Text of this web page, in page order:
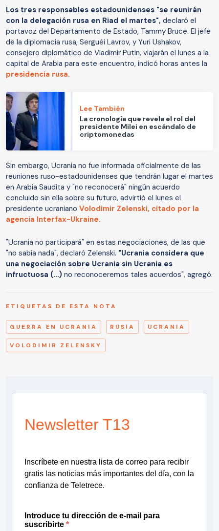
Los tres responsables estadounidenses "se reunirán
con la delegación rusa en Riad el martes", declaró el
portavoz del Departamento de Estado, Tammy Bruce. El jefe
de la diplomacia rusa, Serguéi Lavrov, y Yuri Ushakov,
consejero diplomático de Vladimir Putin, viajarán el lunes a la
capital de Arabia para este encuentro, indicó horas antes la
presidencia rusa.
Lee También
La cronología que revela el rol del
presidente Milei en escándalo de
criptomonedas
Sin embargo, Ucrania no fue informada oficialmente de las
reuniones ruso-estadounidenses que tendrán lugar el martes
en Arabia Saudita y "no reconocerá" ningún acuerdo
concluido sin ella sobre su futuro, advirtió el lunes el
presidente ucraniano Volodimir Zelenski, citado por la
agencia Interfax-Ukraine.
"Ucrania no participará" en estas negociaciones, de las que
"no sabía nada", declaró Zelenski. "Ucrania considera que
una negociación sobre Ucrania sin Ucrania es
infructuosa (...) no reconoceremos tales acuerdos", agregó.
ETIQUETAS DE ESTA NOTA
GUERRA EN UCRANIA RUSIA UCRANIA
VOLODIMIR ZELENSKY
Newsletter T13
Inscríbete en nuestra lista de correo para recibir
gratis las noticias más importantes del día, con la
confianza de Teletrece.
Introduce tu dirección de e-mail para
suscribirte